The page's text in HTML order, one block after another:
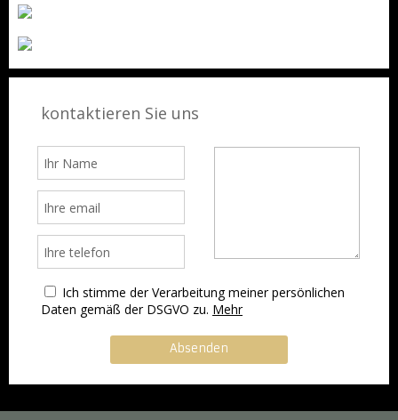
kontaktieren Sie uns
Ich stimme der Verarbeitung meiner persönlichen
Daten gemäß der DSGVO zu. Mehr